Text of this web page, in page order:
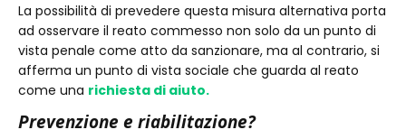
La possibilità di prevedere questa misura alternativa porta
ad osservare il reato commesso non solo da un punto di
vista penale come atto da sanzionare, ma al contrario, si
afferma un punto di vista sociale che guarda al reato
come una richiesta di aiuto.
Prevenzione e riabilitazione?